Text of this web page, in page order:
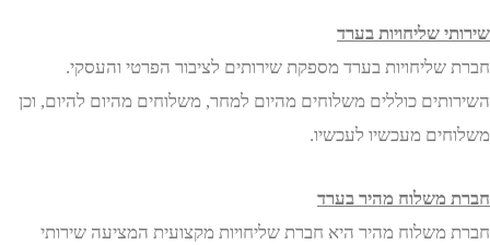
שליחויות בערד
בערד מספקת שירותים לציבור הפרטי והעסקי.
כוללים משלוחים מהיום למחר, משלוחים מהיום להיום, וכן
מעכשיו לעכשיו.
מהיר בערד
מהיר היא חברת שליחויות מקצועית המציעה שירותי